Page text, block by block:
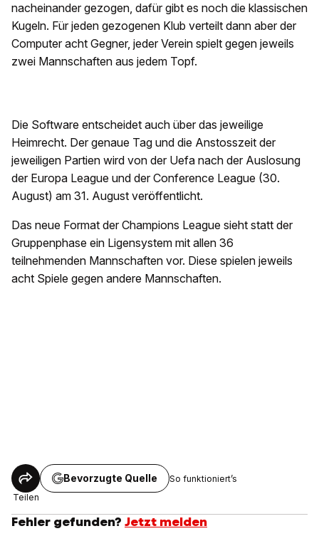
nacheinander gezogen, dafür gibt es noch die klassischen
Kugeln. Für jeden gezogenen Klub verteilt dann aber der
Computer acht Gegner, jeder Verein spielt gegen jeweils
zwei Mannschaften aus jedem Topf.
Die Software entscheidet auch über das jeweilige
Heimrecht. Der genaue Tag und die Anstosszeit der
jeweiligen Partien wird von der Uefa nach der Auslosung
der Europa League und der Conference League (30.
August) am 31. August veröffentlicht.
Das neue Format der Champions League sieht statt der
Gruppenphase ein Ligensystem mit allen 36
teilnehmenden Mannschaften vor. Diese spielen jeweils
acht Spiele gegen andere Mannschaften.
Teilen
Bevorzugte Quelle So funktioniert’s
Fehler gefunden? Jetzt melden